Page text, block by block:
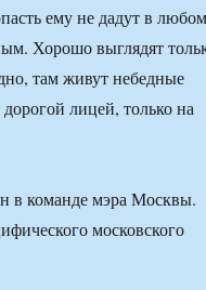
ему не дадут в любом
Хорошо выглядят
там живут небедные
лицей, только на
в команде мэра Москвы.
московского